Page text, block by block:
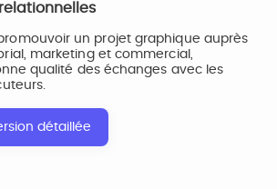
un projet graphique auprès
marketing et commercial,
qualité des échanges avec les
détaillée